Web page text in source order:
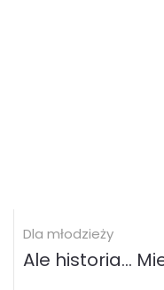
Dla młodzieży
Ale historia...